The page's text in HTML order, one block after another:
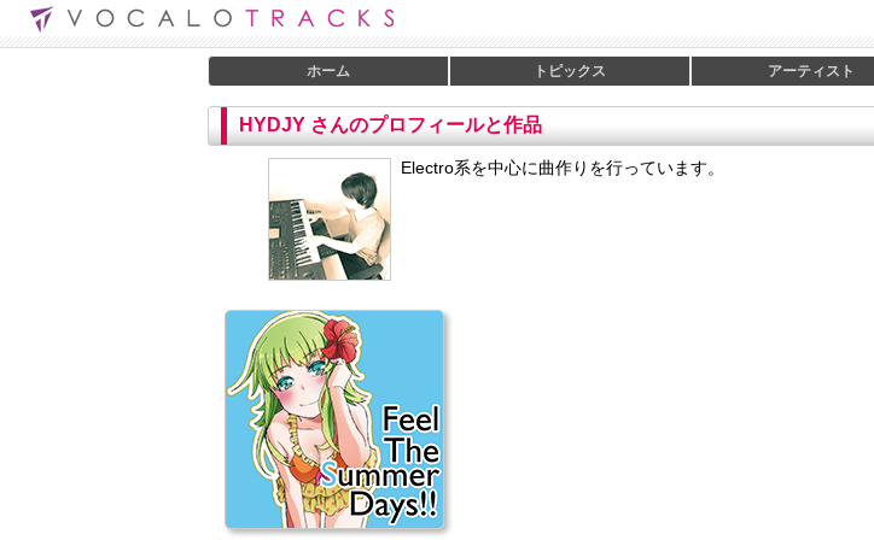
ホーム トピックス アーティスト
HYDJY さんのプロフィールと作品
Electro系を中心に曲作りを行っています。